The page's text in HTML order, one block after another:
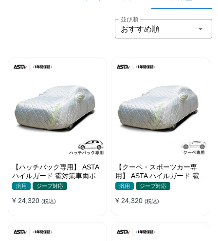
並び順
おすすめ順
【ハッチバック専用】 ASTA
ハイルガード 雹対策車両ボデ
ィカバー 5層構造 雹対策 厚
風ロープ付き
汎用 ジープ対応
¥ 24,320 (税込)
【クーペ・スポーツカー専
用】 ASTA ハイルガード 雹対
策車両ボディカバー 5層構造
風 極厚 防風ロープ付き
汎用 ジープ対応
¥ 24,320 (税込)